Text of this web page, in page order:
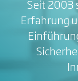
Seit 2003
Erfahrung